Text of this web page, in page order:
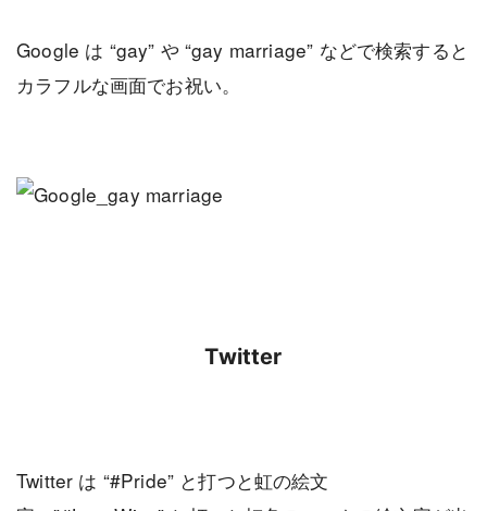
Google は “gay” や “gay marriage” などで検索すると
カラフルな画面でお祝い。
Twitter
Twitter は “#Pride” と打つと虹の絵文